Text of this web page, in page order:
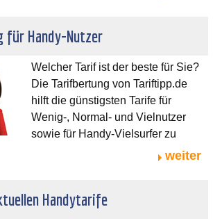
für Handy-Nutzer
Welcher Tarif ist der beste für Sie?
Die Tarifbertung von Tariftipp.de
hilft die günstigsten Tarife für
Wenig-, Normal- und Vielnutzer
sowie für Handy-Vielsurfer zu
weiter
Handytarife